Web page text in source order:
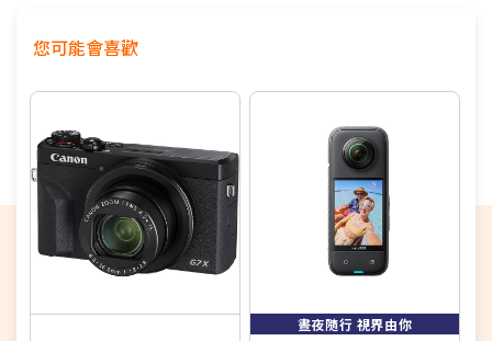
您可能會喜歡
晝夜隨行 視界由你